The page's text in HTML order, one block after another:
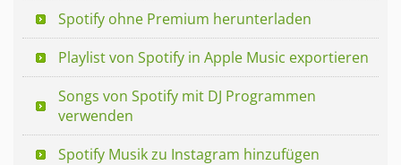
Spotify ohne Premium herunterladen
Playlist von Spotify in Apple Music exportieren
Songs von Spotify mit DJ Programmen
verwenden
Spotify Musik zu Instagram hinzufügen